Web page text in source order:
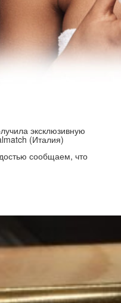
эксклюзивную
(Италия)
сообщаем, что